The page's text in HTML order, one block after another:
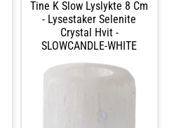
Tine K Slow Lyslykte 8 Cm
- Lysestaker Selenite
Crystal Hvit -
SLOWCANDLE-WHITE